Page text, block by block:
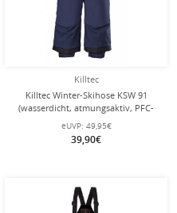
Killtec
Killtec Winter-Skihose KSW 91
(wasserdicht, atmungsaktiv, PFC-
frei, Schneefang, Kantenschutz)
navyblau Kleinkinder
eUVP: 49,95€
39,90€